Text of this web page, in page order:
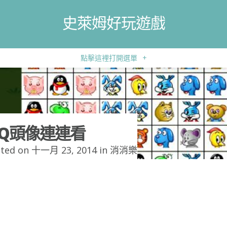
史萊姆好玩遊戲
點擊這裡打開選單 +
頭像連連看
on 十一月 23, 2014 in 消消樂